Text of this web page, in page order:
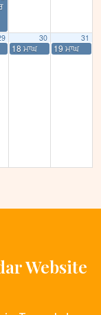
30
18 ਮਾਘ
31
19 ਮਾਘ
Website